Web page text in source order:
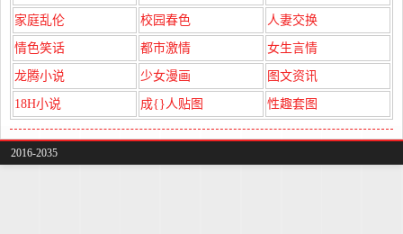
家庭乱伦 校园春色 人妻交换
情色笑话 都市激情 女生言情
龙腾小说 少女漫画 图文资讯
18H小说 成{}人贴图 性趣套图
2016-2035